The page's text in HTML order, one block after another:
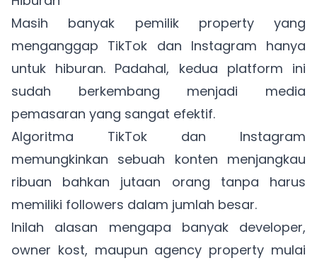
Masih banyak pemilik property yang
menganggap TikTok dan Instagram hanya
untuk hiburan. Padahal, kedua platform ini
sudah berkembang menjadi media
pemasaran yang sangat efektif.
Algoritma TikTok dan Instagram
memungkinkan sebuah konten menjangkau
ribuan bahkan jutaan orang tanpa harus
memiliki followers dalam jumlah besar.
Inilah alasan mengapa banyak developer,
owner kost, maupun agency property mulai